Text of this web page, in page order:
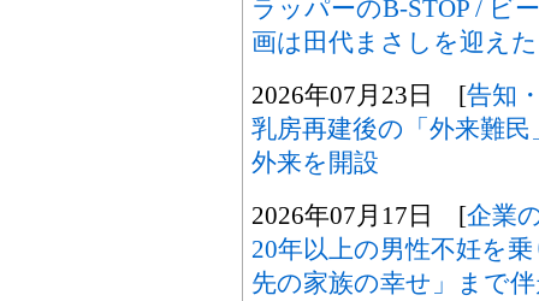
ラッパーのB-STOP / ビ
画は田代まさしを迎え
2026年07月23日 [告知
乳房再建後の「外来難
外来を開設
2026年07月17日 [企業
20年以上の男性不妊を
先の家族の幸せ」まで